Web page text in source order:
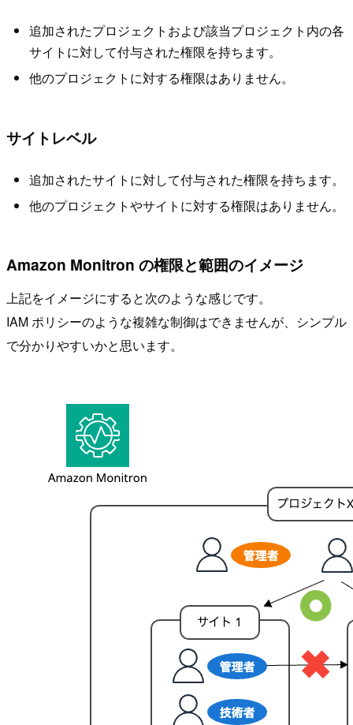
追加されたプロジェクトおよび該当プロジェクト内の各
サイトに対して付与された権限を持ちます。
他のプロジェクトに対する権限はありません。
サイトレベル
追加されたサイトに対して付与された権限を持ちます。
他のプロジェクトやサイトに対する権限はありません。
Amazon Monitron の権限と範囲のイメージ
上記をイメージにすると次のような感じです。
IAM ポリシーのような複雑な制御はできませんが、シンプル
で分かりやすいかと思います。